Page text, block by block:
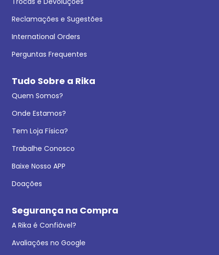
Reclamações e Sugestões
International Orders
Perguntas Frequentes
Tudo Sobre a Rika
Quem Somos?
Onde Estamos?
Tem Loja Física?
Trabalhe Conosco
Baixe Nosso APP
Doações
Segurança na Compra
A Rika é Confiável?
Avaliações no Google